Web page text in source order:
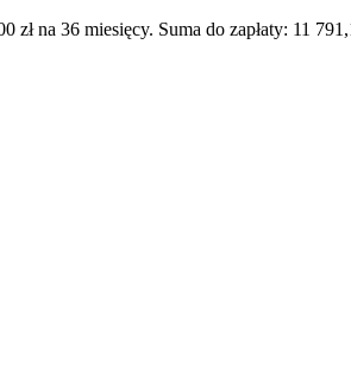
na 36 miesięcy. Suma do zapłaty: 11